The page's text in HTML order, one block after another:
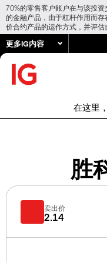
70%的零售客户账户在与该投
的金融产品，由于杠杆作用而
价合约产品的运作方式，并评估
更多IG内容
在这里
胜
卖出价
2.14